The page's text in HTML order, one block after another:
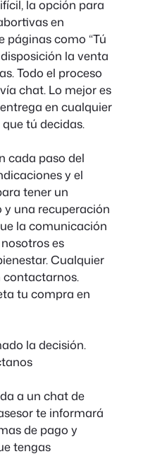
la opción para
en
páginas como “Tú
la venta
Todo el proceso
chat. Lo mejor es
en cualquier
tú decidas.
cada paso del
y el
tener un
una recuperación
la comunicación
es
Cualquier
contactarnos.
tu compra en
la decisión.
a un chat de
te informará
de pago y
tengas